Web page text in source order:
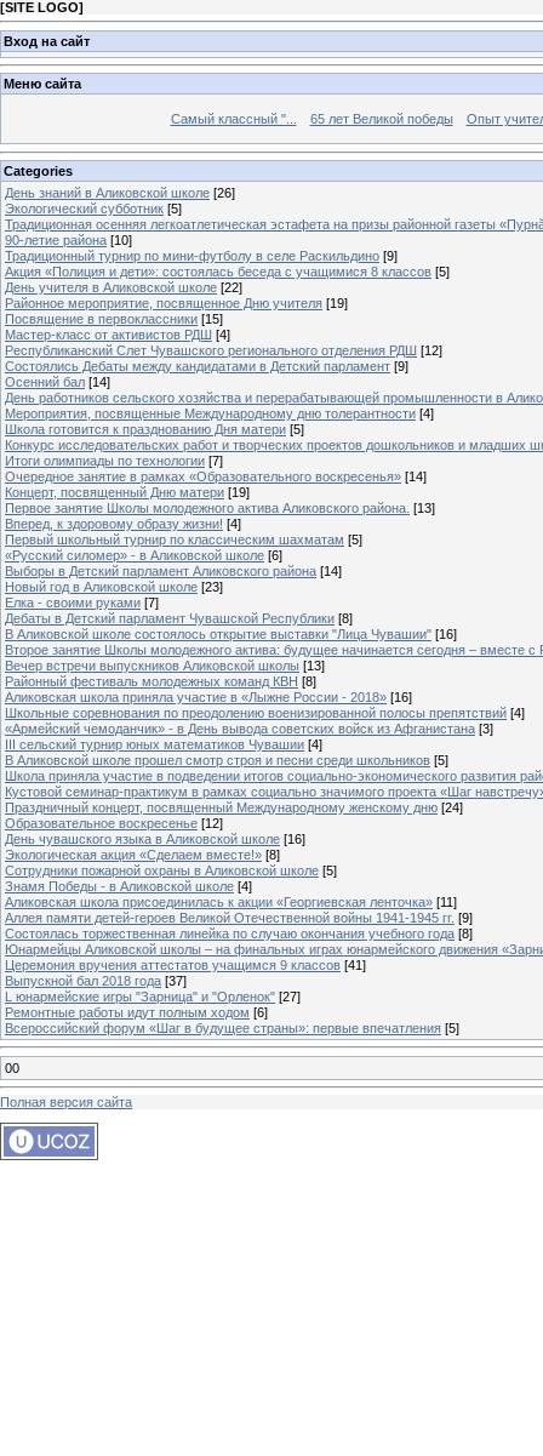
[SITE LOGO]
Вход на сайт
Меню сайта
Самый классный "... 65 лет Великой победы Опыт
Categories
День знаний в Аликовской школе [26]
Экологический субботник [5]
Традиционная осенняя легкоатлетическая эстафета на призы районной газеты
90-летие района [10]
Традиционный турнир по мини-футболу в селе Раскильдино [9]
Акция «Полиция и дети»: состоялась беседа с учащимися 8 классов [5]
День учителя в Аликовской школе [22]
Районное мероприятие, посвященное Дню учителя [19]
Посвящение в первоклассники [15]
Мастер-класс от активистов РДШ [4]
Республиканский Слет Чувашского регионального отделения РДШ [12]
Состоялись Дебаты между кандидатами в Детский парламент [9]
Осенний бал [14]
День работников сельского хозяйства и перерабатывающей промышленности в
Мероприятия, посвященные Международному дню толерантности [4]
Школа готовится к празднованию Дня матери [5]
Конкурс исследовательских работ и творческих проектов дошкольников и младших
Итоги олимпиады по технологии [7]
Очередное занятие в рамках «Образовательного воскресенья» [14]
Концерт, посвященный Дню матери [19]
Первое занятие Школы молодежного актива Аликовского района. [13]
Вперед, к здоровому образу жизни! [4]
Первый школьный турнир по классическим шахматам [5]
«Русский силомер» - в Аликовской школе [6]
Выборы в Детский парламент Аликовского района [14]
Новый год в Аликовской школе [23]
Елка - своими руками [7]
Дебаты в Детский парламент Чувашской Республики [8]
В Аликовской школе состоялось открытие выставки "Лица Чувашии" [16]
Второе занятие Школы молодежного актива: будущее начинается сегодня – вместе
Вечер встречи выпускников Аликовской школы [13]
Районный фестиваль молодежных команд КВН [8]
Аликовская школа приняла участие в «Лыжне России - 2018» [16]
Школьные соревнования по преодолению военизированной полосы препятствий [4]
«Армейский чемоданчик» - в День вывода советских войск из Афганистана [3]
III сельский турнир юных математиков Чувашии [4]
В Аликовской школе прошел смотр строя и песни среди школьников [5]
Школа приняла участие в подведении итогов социально-экономического развития
Кустовой семинар-практикум в рамках социально значимого проекта «Шаг
Праздничный концерт, посвященный Международному женскому дню [24]
Образовательное воскресенье [12]
День чувашского языка в Аликовской школе [16]
Экологическая акция «Сделаем вместе!» [8]
Сотрудники пожарной охраны в Аликовской школе [5]
Знамя Победы - в Аликовской школе [4]
Аликовская школа присоединилась к акции «Георгиевская ленточка» [11]
Аллея памяти детей-героев Великой Отечественной войны 1941-1945 гг. [9]
Cостоялась торжественная линейка по случаю окончания учебного года [8]
Юнармейцы Аликовской школы – на финальных играх юнармейского движения
Церемония вручения аттестатов учащимся 9 классов [41]
Выпускной бал 2018 года [37]
L юнармейские игры "Зарница" и "Орленок" [27]
Ремонтные работы идут полным ходом [6]
Всероссийский форум «Шаг в будущее страны»: первые впечатления [5]
00
Полная версия сайта